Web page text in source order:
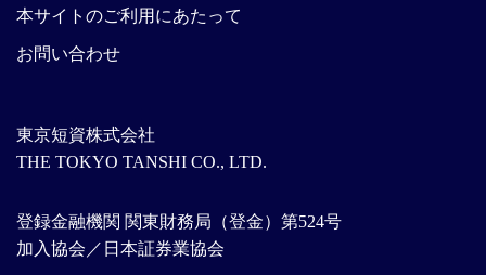
東京短資株式会社
THE TOKYO TANSHI CO., LTD.
登録金融機関 関東財務局（登金）第524号
加入協会／日本証券業協会
本サイトのご利用にあたって
お問い合わせ